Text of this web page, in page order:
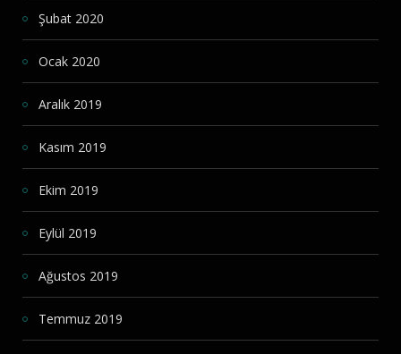
Şubat 2020
Ocak 2020
Aralık 2019
Kasım 2019
Ekim 2019
Eylül 2019
Ağustos 2019
Temmuz 2019